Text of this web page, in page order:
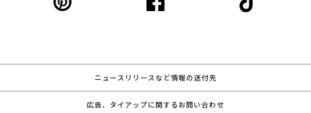
ニュースリリースなど情報の送付先
広告、タイアップに関するお問い合わせ